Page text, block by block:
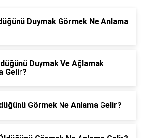
Duymak Görmek Ne Anlama
Duymak Ve Ağlamak
Gelir?
Görmek Ne Anlama Gelir?